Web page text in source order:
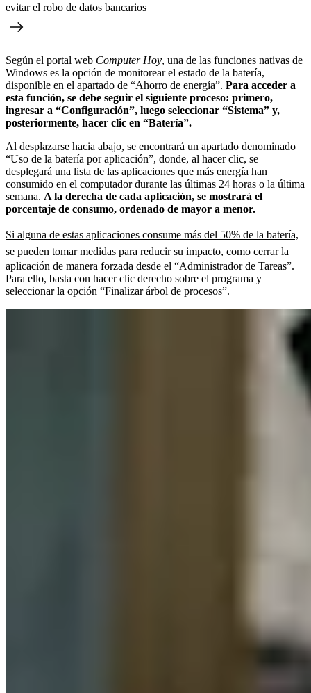
evitar el robo de datos bancarios
Según el portal web Computer Hoy, una de las funciones nativas de
Windows es la opción de monitorear el estado de la batería,
disponible en el apartado de “Ahorro de energía”. Para acceder a
esta función, se debe seguir el siguiente proceso: primero,
ingresar a “Configuración”, luego seleccionar “Sistema” y,
posteriormente, hacer clic en “Batería”.
Al desplazarse hacia abajo, se encontrará un apartado denominado
“Uso de la batería por aplicación”, donde, al hacer clic, se
desplegará una lista de las aplicaciones que más energía han
consumido en el computador durante las últimas 24 horas o la última
semana. A la derecha de cada aplicación, se mostrará el
porcentaje de consumo, ordenado de mayor a menor.
Si alguna de estas aplicaciones consume más del 50% de la batería,
se pueden tomar medidas para reducir su impacto, como cerrar la
aplicación de manera forzada desde el “Administrador de Tareas”.
Para ello, basta con hacer clic derecho sobre el programa y
seleccionar la opción “Finalizar árbol de procesos”.